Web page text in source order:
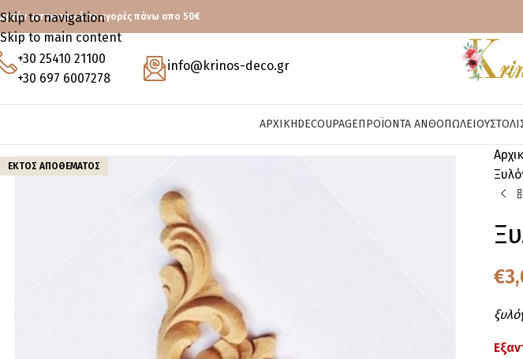
Skip to navigation
Skip to main content
μεταφορικά με αγορές πάνω απο 50€
+30 25410 21100
+30 697 6007278
info@krinos-deco.gr
ΑΡΧΙΚΉDECOUPAGEΠΡΟΪΌΝΤΑ ΑΝΘΟΠΩΛΕΊΟΥ
ΕΚΤΌΣ ΑΠΟΘΈΜΑΤΟΣ
€